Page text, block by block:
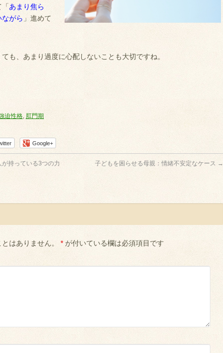
あまり焦ら
がら 」進めて
も、あまり過度に心配しないことも大切ですね。
迫性格, 肛門期
Google+
が持っている3つの力 子どもを困らせる母親：情緒不安定なケース →
はありません。 * が付いている欄は必須項目です